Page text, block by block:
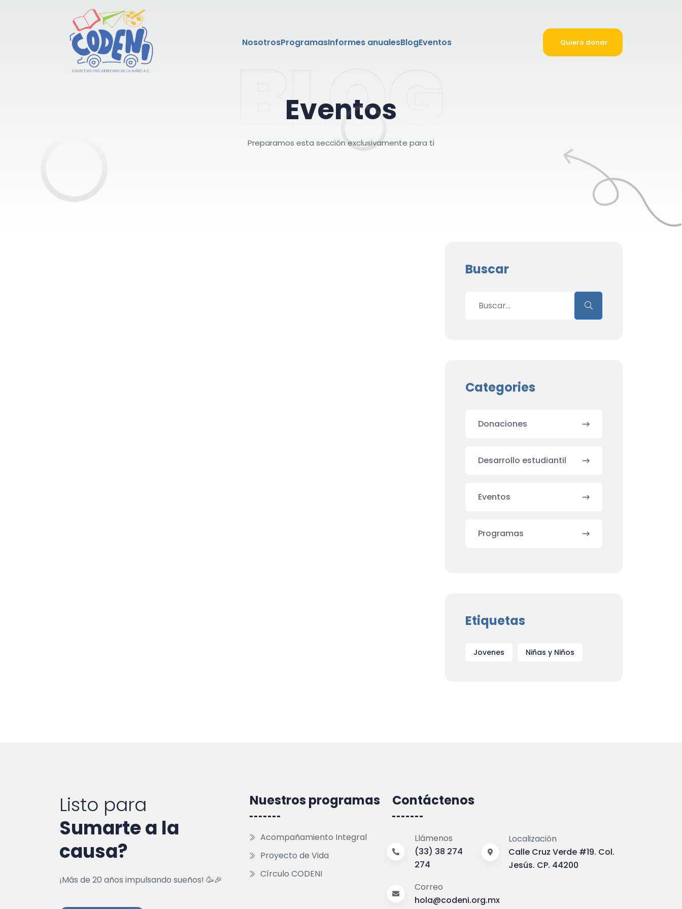
NosotrosProgramasInformes anualesBlogEventos Quiero donar
BLOG
Eventos
Preparamos esta sección exclusivamente para ti
Buscar
Categories
Donaciones
Desarrollo estudiantil
Eventos
Programas
Etiquetas
Jovenes Niñas y Niños
Listo para
Sumarte a la
causa?
¡Más de 20 años impulsando sueños! 🥳🎉
Nuestros programas
Acompañamiento Integral
Proyecto de Vida
Círculo CODENI
Contáctenos
Llámenos
(33) 38 274
274
Correo
hola@codeni.org.mx
Localización
Calle Cruz Verde #19. Col.
Jesús. CP. 44200